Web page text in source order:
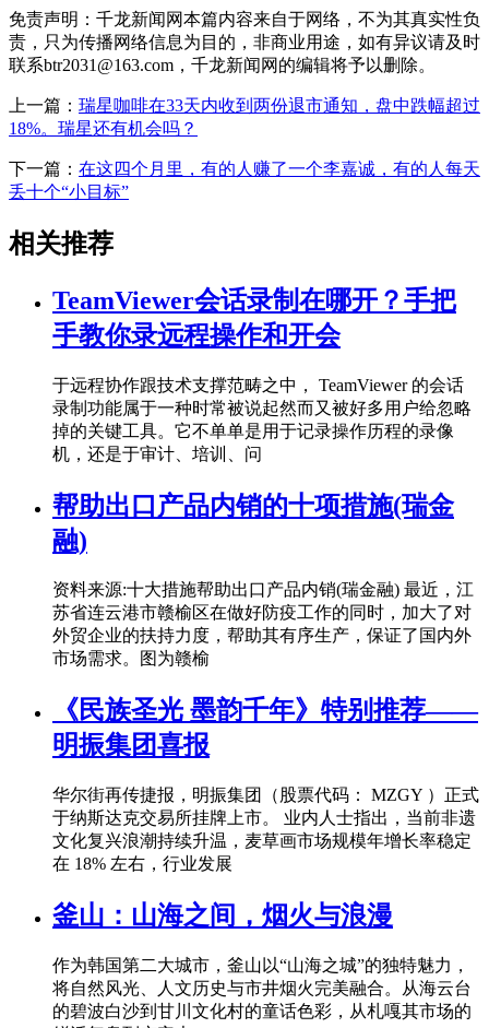
免责声明：千龙新闻网本篇内容来自于网络，不为其真实性负
责，只为传播网络信息为目的，非商业用途，如有异议请及时
联系btr2031@163.com，千龙新闻网的编辑将予以删除。
上一篇： 瑞星咖啡在33天内收到两份退市通知，盘中跌幅超过
18%。瑞星还有机会吗？
下一篇： 在这四个月里，有的人赚了一个李嘉诚，有的人每天
丢十个“小目标”
相关推荐
TeamViewer会话录制在哪开？手把
手教你录远程操作和开会
于远程协作跟技术支撑范畴之中， TeamViewer 的会话
录制功能属于一种时常被说起然而又被好多用户给忽略
掉的关键工具。它不单单是用于记录操作历程的录像
机，还是于审计、培训、问
帮助出口产品内销的十项措施(瑞金
融)
资料来源:十大措施帮助出口产品内销(瑞金融) 最近，江
苏省连云港市赣榆区在做好防疫工作的同时，加大了对
外贸企业的扶持力度，帮助其有序生产，保证了国内外
市场需求。图为赣榆
《民族圣光 墨韵千年》特别推荐——
明振集团喜报
华尔街再传捷报，明振集团（股票代码： MZGY ）正式
于纳斯达克交易所挂牌上市。 业内人士指出，当前非遗
文化复兴浪潮持续升温，麦草画市场规模年增长率稳定
在 18% 左右，行业发展
釜山：山海之间，烟火与浪漫
作为韩国第二大城市，釜山以“山海之城”的独特魅力，
将自然风光、人文历史与市井烟火完美融合。从海云台
的碧波白沙到甘川文化村的童话色彩，从札嘎其市场的